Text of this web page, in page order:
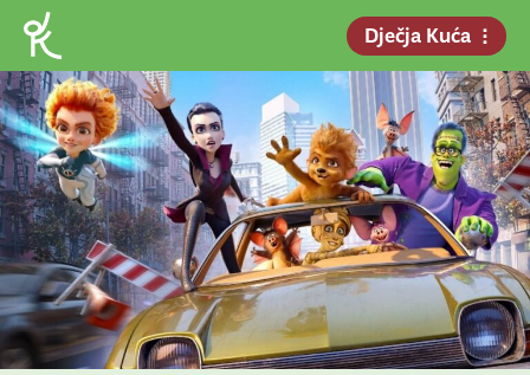
Dječja Kuća